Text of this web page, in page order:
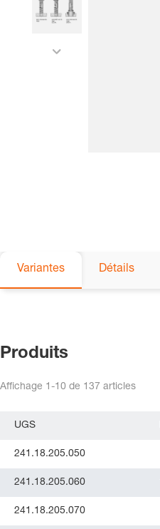
Variantes Détails
Produits
Affichage 1-10 de 137 articles
UGS
241.18.205.050
241.18.205.060
241.18.205.070